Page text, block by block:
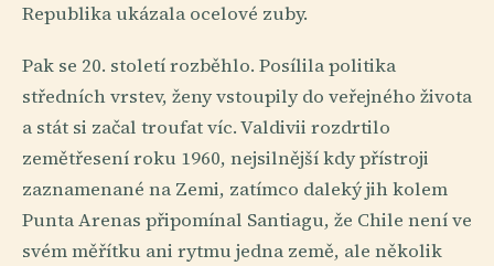
Republika ukázala ocelové zuby.
Pak se 20. století rozběhlo. Posílila politika
středních vrstev, ženy vstoupily do veřejného života
a stát si začal troufat víc. Valdivii rozdrtilo
zemětřesení roku 1960, nejsilnější kdy přístroji
zaznamenané na Zemi, zatímco daleký jih kolem
Punta Arenas připomínal Santiagu, že Chile není ve
svém měřítku ani rytmu jedna země, ale několik